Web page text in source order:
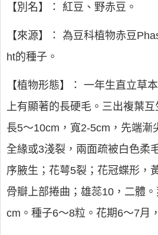
【別名】： 紅豆、野赤豆。
【來源】： 為豆科植物赤豆
ht的種子。
【植物形態】： 一年生直立草
上有顯著的長硬毛。三出複葉互
長5～10cm，寬2-5cm，先端漸
全緣或3淺裂，兩面疏被白色柔
序腋生；花萼5裂；花冠蝶形，
骨瓣上部捲曲；雄蕊10，二體
cm。種子6～8粒。花期6～7月